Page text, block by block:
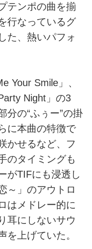
テンポの曲を揃
行なっているグ
た、熱いパフォ
Your Smile」、
Night」の3
分の“ふぅー”の掛
に本曲の特徴で
かせるなど、フ
のタイミングも
がTIFにも浸透し
～」のアウトロ
はメドレー的に
耳にしないサウ
を上げていた。